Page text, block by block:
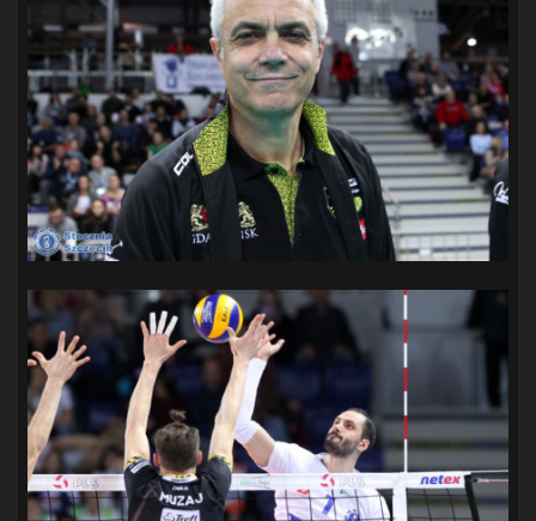
SANDRA SPA POGOŃ SZCZECIN(100) SIEDLECKA(63)
SPARING (110) SPR POGOŃ SZCZECIN(72)
SPÓJNIA STARGARD(35) STOCZNIA SZCZECIN (40)
SUPERLIGA KOBIET(58) SUPERLIGA MĘŻCZYZN(92)
TAURON LIGA KOBIET(106) TENIS(26) TREFL SOPOT(26)
WYGRANA(43) (36) ŚLĄSK WROCŁAW(29)
ŚWIT SKOLWIN
STAT4U